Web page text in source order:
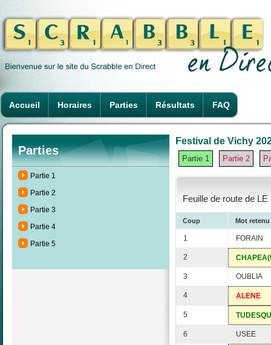
Accueil Horaires Parties Résultats FAQ
Parties
Partie 1
Partie 2
Partie 3
Partie 4
Partie 5
Festival de Vichy
Partie 1 Partie 2
Feuille de route de
Coup Mot retenu
1 FORAIN
2
3 OUBLIA
4 ALENE
5
6 USEE